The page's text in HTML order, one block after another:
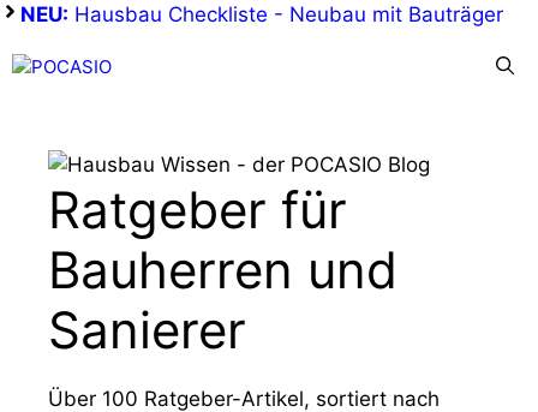
Zum
springen
NEU: Hausbau Checkliste - Neubau mit Bauträger
Ratgeber für
Bauherren und
Sanierer
Über 100 Ratgeber-Artikel, sortiert nach